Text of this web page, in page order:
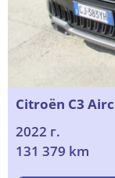
Citroën C3
2022 г.
131 379 km